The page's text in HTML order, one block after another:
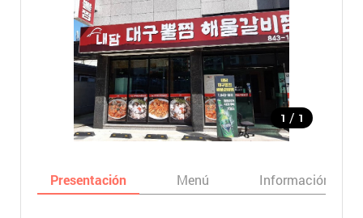
1 / 1
Presentación Menú Información